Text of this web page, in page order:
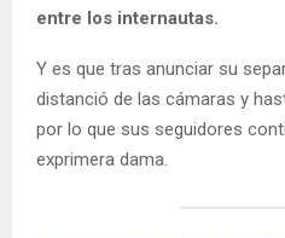
entre los internautas.
Y es que tras anunciar su
distanció de las cámaras y
por lo que sus seguidores
exprimera dama.